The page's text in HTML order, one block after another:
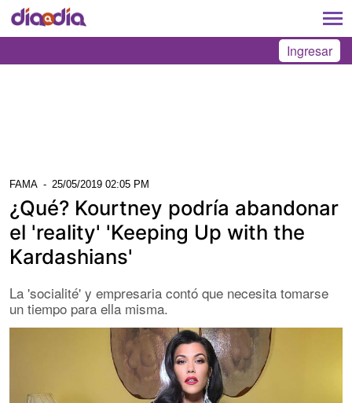
Ingresar
FAMA - 25/05/2019 02:05 PM
¿Qué? Kourtney podría abandonar
el 'reality' 'Keeping Up with the
Kardashians'
La 'socialité' y empresaria contó que necesita tomarse
un tiempo para ella misma.